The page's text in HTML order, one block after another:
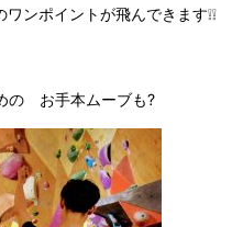
ポイントが飛んできます❕❕
の お手本ムーブも?